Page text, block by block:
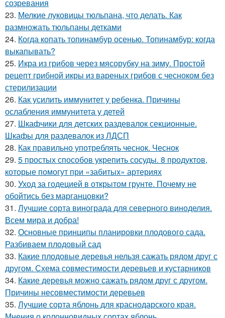
созревания
23. Мелкие луковицы тюльпана, что делать. Как
размножать тюльпаны детками
24. Когда копать топинамбур осенью. Топинамбур: когда
выкапывать?
25. Икра из грибов через мясорубку на зиму. Простой
рецепт грибной икры из вареных грибов с чесноком без
стерилизации
26. Как усилить иммунитет у ребенка. Причины
ослабления иммунитета у детей
27. Шкафчики для детских раздевалок секционные.
Шкафы для раздевалок из ЛДСП
28. Как правильно употреблять чеснок. Чеснок
29. 5 простых способов укрепить сосуды. 8 продуктов,
которые помогут при «забитых» артериях
30. Уход за годецией в открытом грунте. Почему не
обойтись без марганцовки?
31. Лучшие сорта винограда для северного виноделия.
Всем мира и добра!
32. Основные принципы планировки плодового сада.
Разбиваем плодовый сад
33. Какие плодовые деревья нельзя сажать рядом друг с
другом. Схема совместимости деревьев и кустарников
34. Какие деревья можно сажать рядом друг с другом.
Причины несовместимости деревьев
35. Лучшие сорта яблонь для краснодарского края.